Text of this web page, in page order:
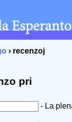
› recenzoj
pri
- La